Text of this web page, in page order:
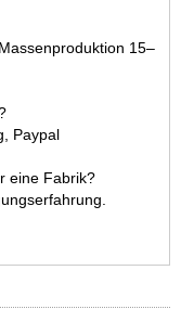
15–
Paypal
eine Fabrik?